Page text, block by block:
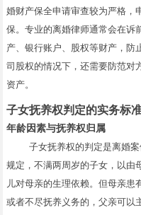
婚财产保全申请审查较为严格，
保。专业的离婚律师通常会在诉
产、银行账户、股权等财产，防
司股权的情况下，还需要防范对
资产。
子女抚养权判定的实务标
年龄因素与抚养权归属
子女抚养权的判定是离婚
规定，不满两周岁的子女，以由
儿对母亲的生理依赖。但母亲患
或者不尽抚养义务的，父亲可以